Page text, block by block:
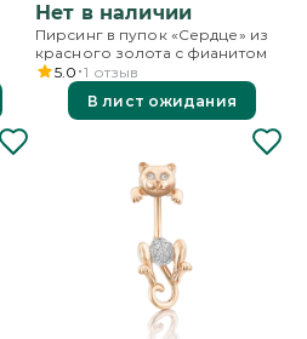
Нет в наличии
Пирсинг в пупок «Сердце» из
красного золота с фианитом
5.0 1 отзыв
В лист ожидания